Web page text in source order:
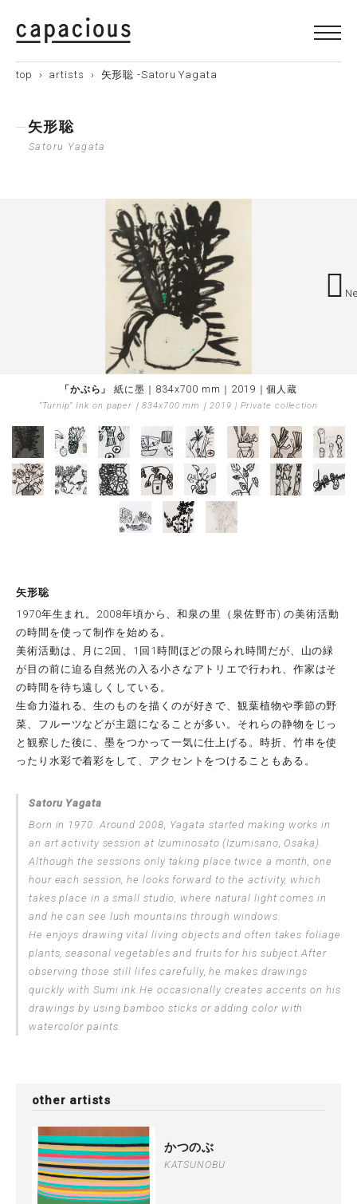
top › artists › 矢形聡 -Satoru Yagata
矢形聡
Satoru Yagata
「かぶら」 紙に墨｜834x700 mm｜2019｜個人蔵
“Turnip” Ink on paper｜834x700 mm｜2019 | Private collection
矢形聡
1970年生まれ。2008年頃から、和泉の里（泉佐野市) の美術活動
の時間を使って制作を始める。
美術活動は、月に2回、1回1時間ほどの限られ時間だが、山の緑
が目の前に迫る自然光の入る小さなアトリエで行われ、作家はそ
の時間を待ち遠しくしている。
生命力溢れる、生のものを描くのが好きで、観葉植物や季節の野
菜、フルーツなどが主題になることが多い。それらの静物をじっ
と観察した後に、墨をつかって一気に仕上げる。時折、竹串を使
ったり水彩で着彩をして、アクセントをつけることもある。
Satoru Yagata
Born in 1970. Around 2008, Yagata started making works in
an art activity session at Izuminosato (Izumisano, Osaka).
Although the sessions only taking place twice a month, one
hour each session, he looks forward to the activity, which
takes place in a small studio, where natural light comes in
and he can see lush mountains through windows.
He enjoys drawing vital living objects and often takes foliage
plants, seasonal vegetables and fruits for his subject.After
observing those still lifes carefully, he makes drawings
quickly with Sumi ink.He occasionally creates accents on his
drawings by using bamboo sticks or adding color with
watercolor paints.
other artists
かつのぶ
KATSUNOBU